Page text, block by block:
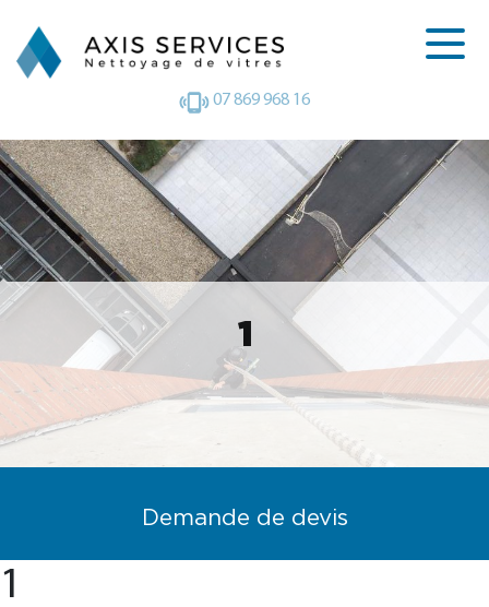
07 869 968 16
1
Demande de devis
1